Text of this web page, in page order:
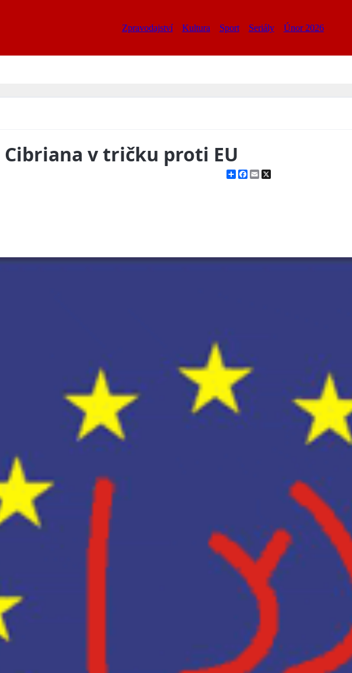
Zpravodajství Kultura Sport Seriály Únor 2026
v tričku proti EU
ShareFacebook
Email